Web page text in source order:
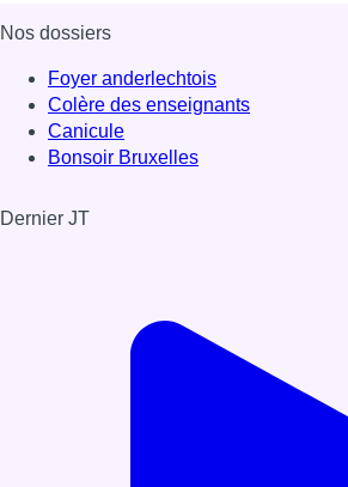
Nos dossiers
Foyer anderlechtois
Colère des enseignants
Canicule
Bonsoir Bruxelles
Dernier JT